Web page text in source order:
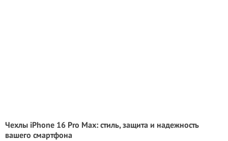
Чехлы iPhone 16 Pro Max: стиль, защита и надежность
вашего смартфона